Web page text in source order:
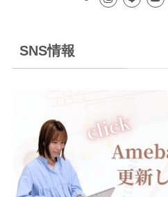
SNS情報